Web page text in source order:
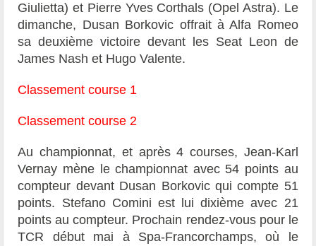
Giulietta) et Pierre Yves Corthals (Opel Astra). Le
dimanche, Dusan Borkovic offrait à Alfa Romeo
sa deuxième victoire devant les Seat Leon de
James Nash et Hugo Valente.
Classement course 1
Classement course 2
Au championnat, et après 4 courses, Jean-Karl
Vernay mène le championnat avec 54 points au
compteur devant Dusan Borkovic qui compte 51
points. Stefano Comini est lui dixième avec 21
points au compteur. Prochain rendez-vous pour le
TCR début mai à Spa-Francorchamps, où le